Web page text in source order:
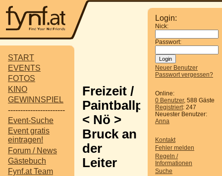
START
EVENTS
FOTOS
KINO
GEWINNSPIEL
-----------------------
Event-Suche
Event gratis
eintragen!
Forum / News
Gästebuch
Fynf.at Team
Login:
Nick:
Passwort:
Neuer Benutzer
Passwort vergessen?
Online:
0 Benutzer, 588 Gäste
Registriert: 247
Neuester Benutzer:
Anna
Kontakt
Fehler melden
Regeln /
Informationen
Suche
Freizeit /
Paintballpark
< Nö >
Bruck an
der
Leiter